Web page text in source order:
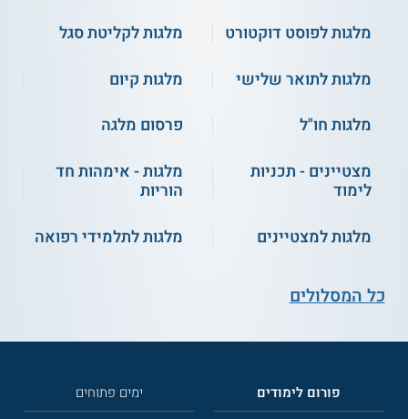
מלגות לפוסט דוקטורט
מלגות לקליטת סגל
מלגות לתואר שלישי
מלגות קיום
מלגות חו"ל
פרסום מלגה
מצטיינים - תכניות
לימוד
מלגות - אימהות חד
הוריות
מלגות למצטיינים
מלגות לתלמידי רפואה
כל המסלולים
פורום לימודים
ימים פתוחים